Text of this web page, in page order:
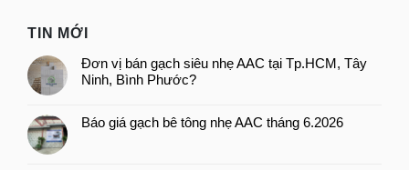
TIN MỚI
Đơn vị bán gạch siêu nhẹ AAC tại Tp.HCM, Tây
Ninh, Bình Phước?
Báo giá gạch bê tông nhẹ AAC tháng 6.2026